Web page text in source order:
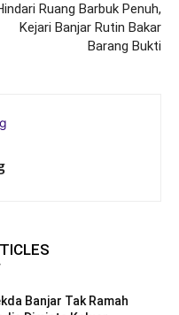
Ruang Barbuk Penuh,
Kejari Banjar Rutin Bakar
Barang Bukti
Banjar Tak Ramah